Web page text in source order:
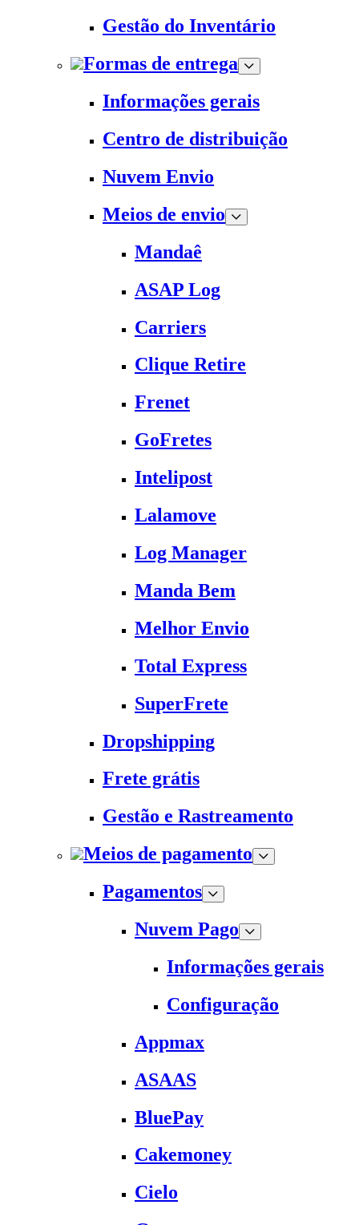
Gestão do Inventário
Formas de entrega
Informações gerais
Centro de distribuição
Nuvem Envio
Meios de envio
Mandaê
ASAP Log
Carriers
Clique Retire
Frenet
GoFretes
Intelipost
Lalamove
Log Manager
Manda Bem
Melhor Envio
Total Express
SuperFrete
Dropshipping
Frete grátis
Gestão e Rastreamento
Meios de pagamento
Pagamentos
Nuvem Pago
Informações gerais
Configuração
Appmax
ASAAS
BluePay
Cakemoney
Cielo